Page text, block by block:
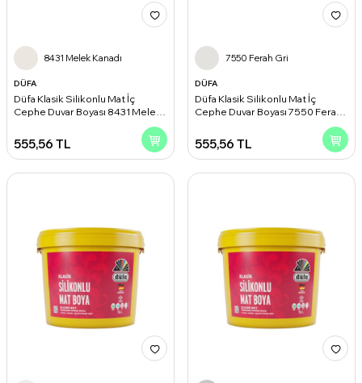
8431 Melek Kanadı
DÜFA
Düfa Klasik Silikonlu Mat İç
Cephe Duvar Boyası 8431 Melek
555,56 TL
7550 Ferah Gri
DÜFA
Düfa Klasik Silikonlu Mat İç
Cephe Duvar Boyası 7550 Ferah
555,56 TL